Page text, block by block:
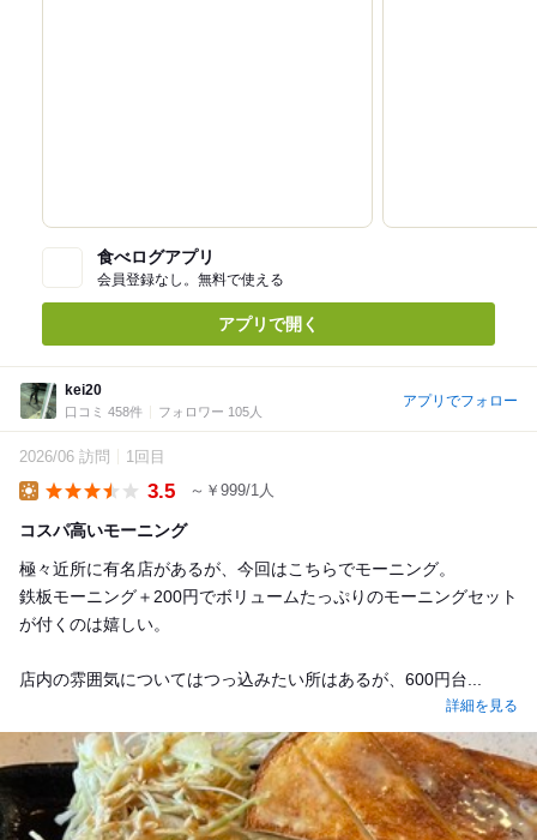
食べログアプリ
会員登録なし。無料で使える
アプリで開く
kei20
口コミ 458件 フォロワー 105人
アプリでフォロー
2026/06 訪問 1回目
3.5 ～￥999/1人
コスパ高いモーニング
極々近所に有名店があるが、今回はこちらでモーニング。
鉄板モーニング＋200円でボリュームたっぷりのモーニングセット
が付くのは嬉しい。
店内の雰囲気についてはつっ込みたい所はあるが、600円台...
詳細を見る